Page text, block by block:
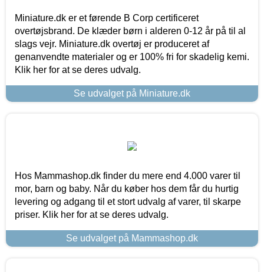
Miniature.dk er et førende B Corp certificeret
overtøjsbrand. De klæder børn i alderen 0-12 år på til al
slags vejr. Miniature.dk overtøj er produceret af
genanvendte materialer og er 100% fri for skadelig kemi.
Klik her for at se deres udvalg.
Se udvalget på Miniature.dk
Hos Mammashop.dk finder du mere end 4.000 varer til
mor, barn og baby. Når du køber hos dem får du hurtig
levering og adgang til et stort udvalg af varer, til skarpe
priser. Klik her for at se deres udvalg.
Se udvalget på Mammashop.dk